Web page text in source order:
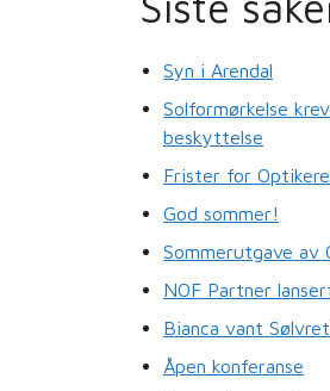
Syn i Arendal
Solformørkelse
beskyttelse
Frister for
God sommer!
Sommerutgave av
NOF Partner
Bianca vant
Åpen konferanse